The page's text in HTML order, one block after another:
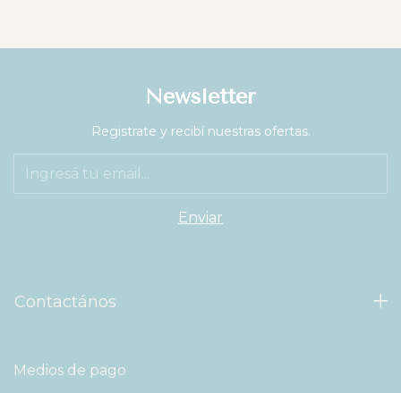
Newsletter
Registrate y recibí nuestras ofertas.
Contactános
Medios de pago